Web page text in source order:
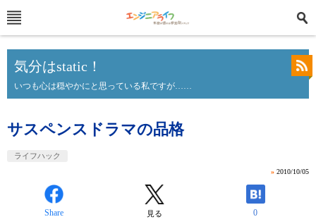
気分はstatic！
いつも心は穏やかにと思っている私ですが……
サスペンスドラマの品格
ライフハック
» 2010/10/05
Share 見る 0